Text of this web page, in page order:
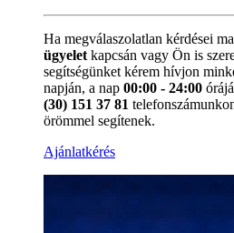
Ha megválaszolatlan kérdései
ügyelet kapcsán vagy Ön is
segítségünket kérem hívjon
napján, a nap 00:00 - 24:00
(30) 151 37 81
örömmel segítenek.
Ajánlatkérés